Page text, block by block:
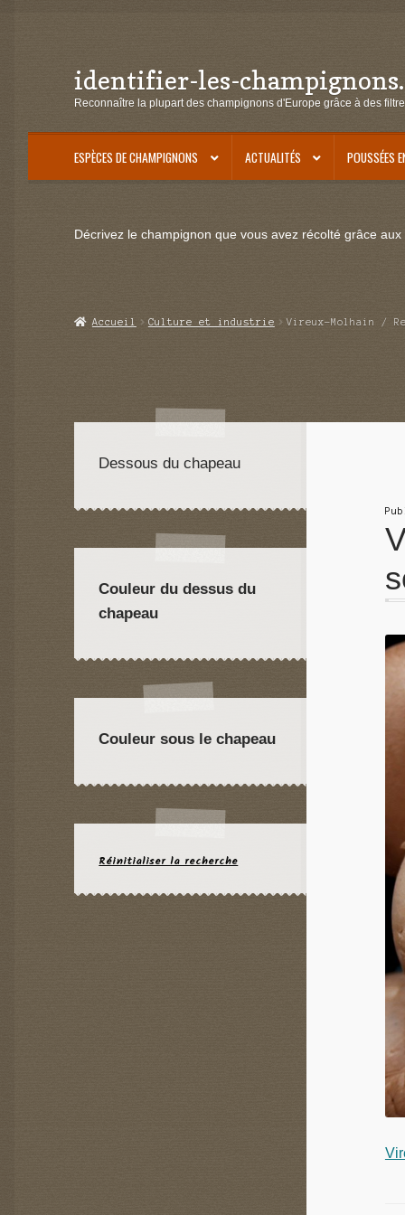
Aller
à
navigation
Aller
au
identifier-les-
Reconnaître la plupart des champignons d'Europe grâce à des
ESPÈCES DE CHAMPIGNONS ACTUALITÉS POUSSÉES
Décrivez le champignon que vous avez récolté grâce
Accueil Culture et industrie Vireux-Molhain /
Dessous du chapeau
Couleur du dessus du
chapeau
Couleur sous le chapeau
Réinitialiser la recherche